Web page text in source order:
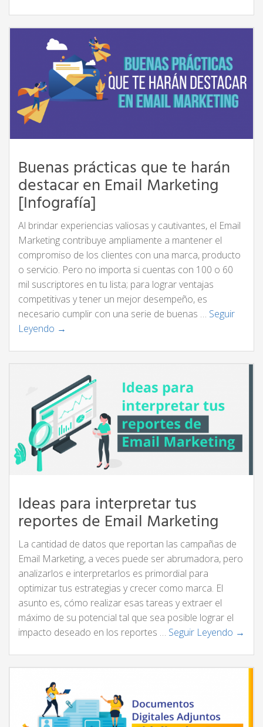
Buenas prácticas que te harán
destacar en Email Marketing
[Infografía]
Al brindar experiencias valiosas y cautivantes, el Email
Marketing contribuye ampliamente a mantener el
compromiso de los clientes con una marca, producto
o servicio. Pero no importa si cuentas con 100 o 60
mil suscriptores en tu lista; para lograr ventajas
competitivas y tener un mejor desempeño, es
necesario cumplir con una serie de buenas … Seguir
Leyendo →
Ideas para interpretar tus
reportes de Email Marketing
La cantidad de datos que reportan las campañas de
Email Marketing, a veces puede ser abrumadora, pero
analizarlos e interpretarlos es primordial para
optimizar tus estrategias y crecer como marca. El
asunto es, cómo realizar esas tareas y extraer el
máximo de su potencial tal que sea posible lograr el
impacto deseado en los reportes … Seguir Leyendo →